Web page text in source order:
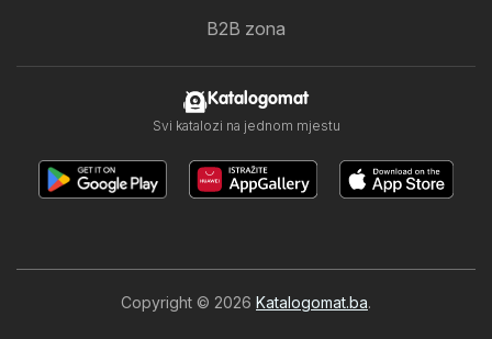
B2B zona
Katalogomat
Svi katalozi na jednom mjestu
Copyright © 2026 Katalogomat.ba.